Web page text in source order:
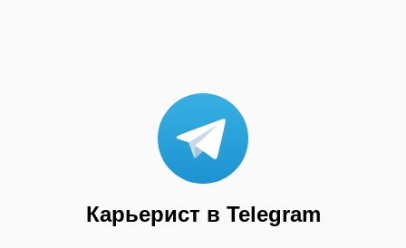
Карьерист в Telegram